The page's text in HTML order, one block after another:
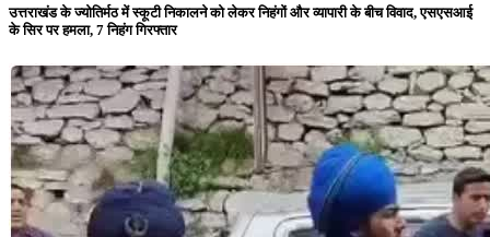
उत्तराखंड के ज्योतिर्मठ में स्कूटी निकालने को लेकर निहंगों और व्यापारी के बीच विवाद, एसएसआई
के सिर पर हमला, 7 निहंग गिरफ्तार